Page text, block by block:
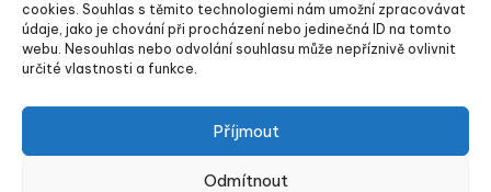
cookies. Souhlas s těmito technologiemi nám umožní zpracovávat
údaje, jako je chování při procházení nebo jedinečná ID na tomto
webu. Nesouhlas nebo odvolání souhlasu může nepříznivě ovlivnit
určité vlastnosti a funkce.
Příjmout
Odmítnout
recenze
a
zkušenosti
Stránka 1 z 26 Další